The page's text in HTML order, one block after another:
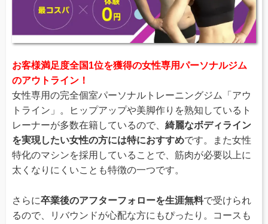
お客様満足度全国1位を獲得の女性専用パーソナルジム
のアウトライン！
女性専用の完全個室パーソナルトレーニングジム「アウ
トライン」。ヒップアップや美脚作りを熟知しているト
レーナーが多数在籍しているので、 綺麗なボディライン
を実現したい女性の方には特におすすめです。また女性
特化のマシンを採用していることで、筋肉が必要以上に
太くなりにくいことも特徴の一つです。
さらに卒業後のアフターフォローを生涯無料で受けられ
るので、リバウンドが心配な方にもぴったり。コースも